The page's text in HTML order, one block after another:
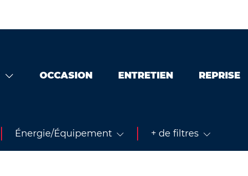
OCCASION ENTRETIEN REPRISE
Énergie/Équipement + de filtres